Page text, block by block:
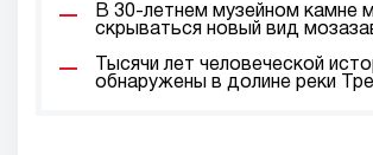
В 30-летнем музейном камне
скрываться новый вид
Тысячи лет человеческой
обнаружены в долине реки